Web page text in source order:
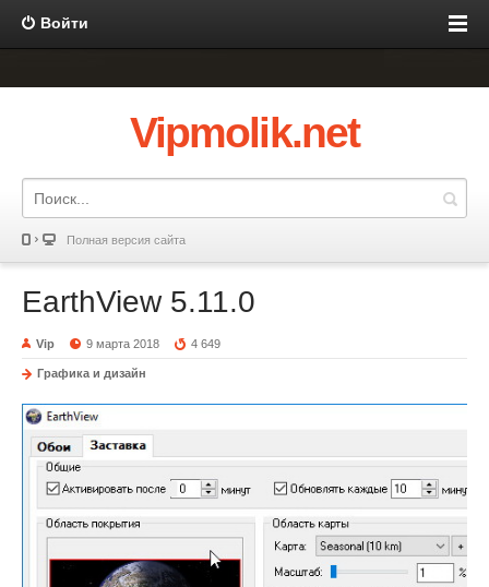
Войти
Vipmolik.net
Полная версия сайта
EarthView 5.11.0
Vip 9 марта 2018 4 649
Графика и дизайн